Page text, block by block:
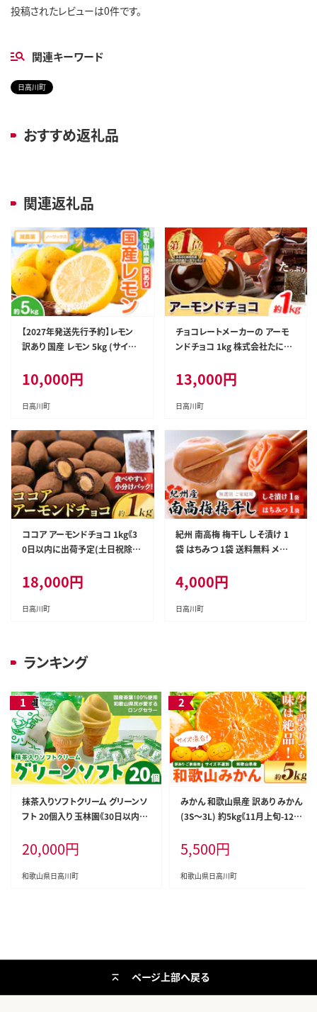
投稿されたレビューは0件です。
関連キーワード
日高川町
おすすめ返礼品
関連返礼品
【2027年発送先行予約】レモン
訳あり 国産 レモン 5kg (サイズ
坂果樹園《2027年2月上旬-5月
末頃出荷》 和歌山県 日高川町
レモン れもん 檸檬 家庭用 旬 新
容量 Lemon remon 送料無料-
--wshg_248_ac25_23_10000
_5kg---
10,000円
日高川町
チョコレートメーカーの アーモ
ンドチョコ 1kg 株式会社たにぐ
除く)》和歌山県 日高川町 スイー
ツ デザート お菓子 おやつ チョ
コ アーモンド 送料無料 アーモ
d_24_13000_1kg---
13,000円
日高川町
ココア アーモンドチョコ 1kg《3
0日以内に出荷予定(土日祝除
料 スイーツ デザート お菓子 お
やつ チョコ アーモンド アーモン
ドチョコ ココア---wfn_cwlocal
18,000円
日高川町
紀州 南高梅 梅干し しそ漬け 1
袋 はちみつ 1袋 送料無料 メー
内に出荷予定(土日祝除く)》和歌
山県 日高川町 しそ梅 はちみつ
梅---iwfn_wlocal19_30d_25_
4,000円
日高川町
ランキング
抹茶入りソフトクリーム グリーンソ
フト 20個入り 玉林園《30日以内に
日高川町 抹茶 ソフト ソフトクリー
ム アイス スイーツ 20個 冷凍 送料
無料---wshg_fgyr6_30d_26_200
20,000円
和歌山県日高川町
みかん 和歌山県産 訳あり みかん
(3S～3L) 約5kg《11月上旬-12月
フルーツ 訳あり みかん 家庭用 み
かん みかん 5kg 和歌山 みかん み
かん みかん みかん みかん---wfn_
5,500円
和歌山県日高川町
ページ上部へ戻る